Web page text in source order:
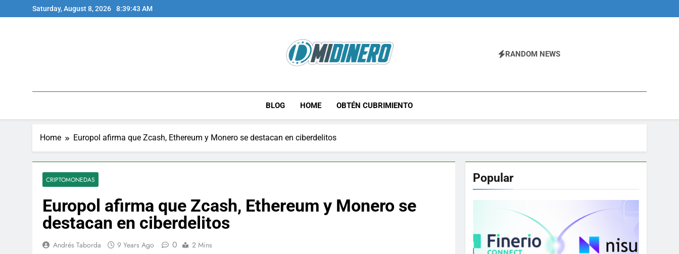
to
Saturday, August 8, 2026 8:39:44 AM
Midinero.co
RANDOM NEWS
BLOG HOME OBTÉN CUBRIMIENTO
Home Europol afirma que Zcash, Ethereum y Monero se destacan en ciberdelitos
CRIPTOMONEDAS
Europol afirma que Zcash, Ethereum y Monero se
destacan en ciberdelitos
Andrés Taborda 9 Years Ago 0 2 Mins
Popular